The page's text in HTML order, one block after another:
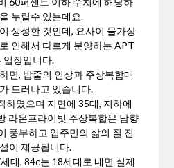
누릴수 있는데요.
생성한 것인데, 요사이 물가상
인해서 다르게 분양하는 APT
입장입니다.
면, 밥줄의 인상과 주상복합매
드러나고 있습니다.
하였으며 지면에 35대, 지하에
라온프라이빗 주상복합은 남향
풍부하고 입주민의 삶의 질 진
이 제공됩니다.
대, 84c는 18세대로 내면 실제